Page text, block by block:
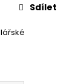
Sdílet